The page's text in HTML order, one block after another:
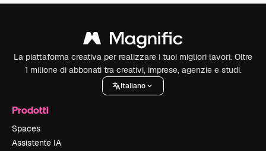
La piattaforma creativa per realizzare i tuoi migliori lavori. Oltre
1 milione di abbonati tra creativi, imprese, agenzie e studi.
Italiano
Prodotti
Spaces
Assistente IA